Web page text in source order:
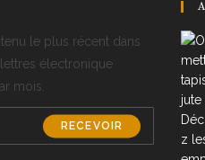
le plus récent dans
électronique
mois.
RECEVOIR